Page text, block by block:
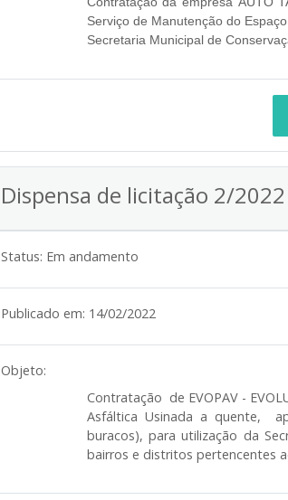
Serviço de Manutenção do
Secretaria Municipal de
Dispensa de licitação 2/2022
Status: Em andamento
Publicado em: 14/02/2022
Objeto:
Contratação de EVOPAV -
Asfáltica Usinada a quente,
buracos), para utilização da
bairros e distritos pertencentes